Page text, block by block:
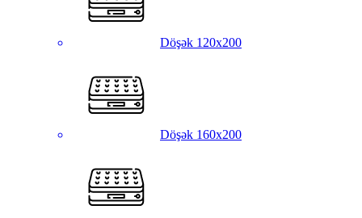
Döşək 120x200
Döşək 160x200